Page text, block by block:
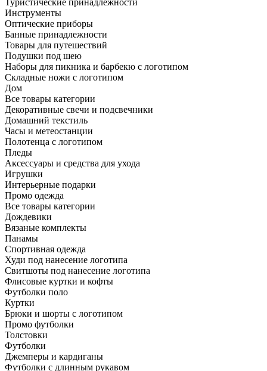
Туристические принадлежности
Инструменты
Оптические приборы
Банные принадлежности
Товары для путешествий
Подушки под шею
Наборы для пикника и барбекю с логотипом
Складные ножи с логотипом
Дом
Все товары категории
Декоративные свечи и подсвечники
Домашний текстиль
Часы и метеостанции
Полотенца с логотипом
Пледы
Аксессуары и средства для ухода
Игрушки
Интерьерные подарки
Промо одежда
Все товары категории
Дождевики
Вязаные комплекты
Панамы
Спортивная одежда
Худи под нанесение логотипа
Свитшоты под нанесение логотипа
Флисовые куртки и кофты
Футболки поло
Куртки
Брюки и шорты с логотипом
Промо футболки
Толстовки
Футболки
Джемперы и кардиганы
Футболки с длинным рукавом